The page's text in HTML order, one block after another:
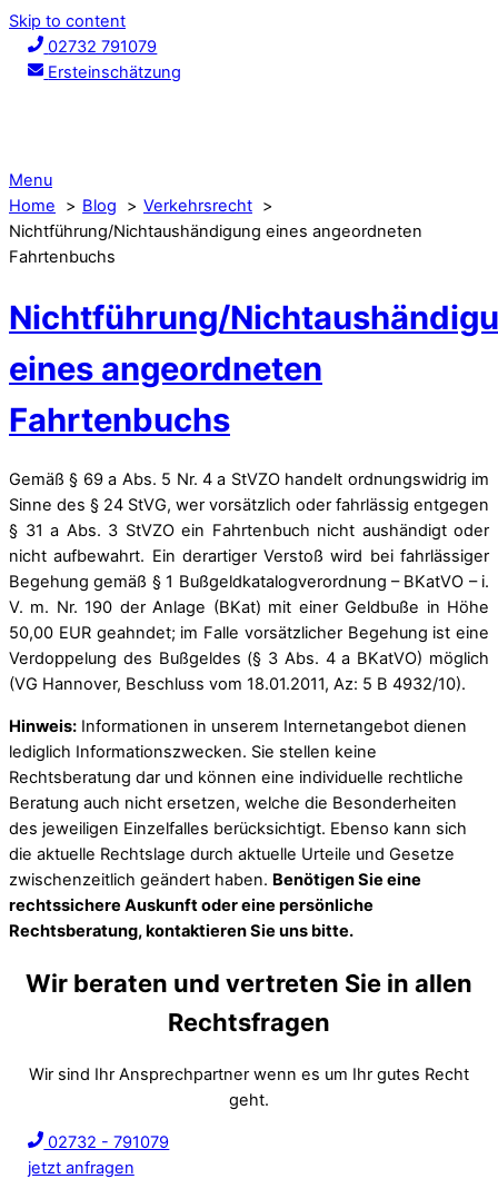
Skip to content
02732 791079
Ersteinschätzung
Menu
Home
Blog
Verkehrsrecht
Nichtführung/Nichtaushändigung eines angeordneten
Fahrtenbuchs
Nichtführung/
eines angeordneten
Fahrtenbuchs
Gemäß § 69 a Abs. 5 Nr. 4 a StVZO handelt ordnungswidrig im
Sinne des § 24 StVG, wer vorsätzlich oder fahrlässig entgegen
§ 31 a Abs. 3 StVZO ein Fahrtenbuch nicht aushändigt oder
nicht aufbewahrt. Ein derartiger Verstoß wird bei fahrlässiger
Begehung gemäß § 1 Bußgeldkatalogverordnung – BKatVO – i.
V. m. Nr. 190 der Anlage (BKat) mit einer Geldbuße in Höhe
50,00 EUR geahndet; im Falle vorsätzlicher Begehung ist eine
Verdoppelung des Bußgeldes (§ 3 Abs. 4 a BKatVO) möglich
(VG Hannover, Beschluss vom 18.01.2011, Az: 5 B 4932/10).
Hinweis: Informationen in unserem Internetangebot dienen
lediglich Informationszwecken. Sie stellen keine
Rechtsberatung dar und können eine individuelle rechtliche
Beratung auch nicht ersetzen, welche die Besonderheiten
des jeweiligen Einzelfalles berücksichtigt. Ebenso kann sich
die aktuelle Rechtslage durch aktuelle Urteile und Gesetze
zwischenzeitlich geändert haben. Benötigen Sie eine
rechtssichere Auskunft oder eine persönliche
Rechtsberatung, kontaktieren Sie uns bitte.
Wir beraten und vertreten Sie in allen
Rechtsfragen
Wir sind Ihr Ansprechpartner wenn es um Ihr gutes Recht
geht.
02732 - 791079
jetzt anfragen